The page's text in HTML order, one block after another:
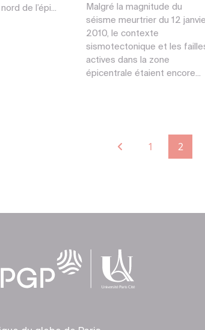
de l’épi...
Malgré la magnitude du
séisme meurtrier du 12
2010, le contexte
sismotectonique et les
actives dans la zone
épicentrale étaient encore...
1 2